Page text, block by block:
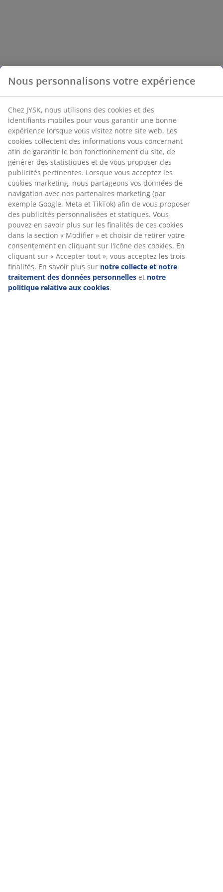
Nous personnalisons votre expérience
Chez JYSK, nous utilisons des cookies et des
identifiants mobiles pour vous garantir une bonne
expérience lorsque vous visitez notre site web. Les
cookies collectent des informations vous concernant
afin de garantir le bon fonctionnement du site, de
générer des statistiques et de vous proposer des
publicités pertinentes. Lorsque vous acceptez les
cookies marketing, nous partageons vos données de
navigation avec nos partenaires marketing (par
exemple Google, Meta et TikTok) afin de vous proposer
des publicités personnalisées et statiques. Vous
pouvez en savoir plus sur les finalités de ces cookies
dans la section « Modifier » et choisir de retirer votre
consentement en cliquant sur l'icône des cookies. En
cliquant sur « Accepter tout », vous acceptez les trois
finalités. En savoir plus sur notre collecte et notre
traitement des données personnelles et notre
politique relative aux cookies.